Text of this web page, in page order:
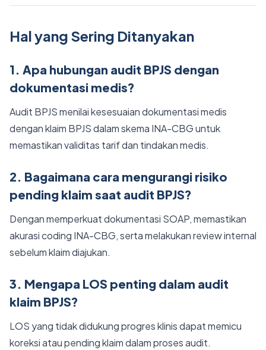
Hal yang Sering Ditanyakan
1. Apa hubungan audit BPJS dengan
dokumentasi medis?
Audit BPJS menilai kesesuaian dokumentasi medis
dengan klaim BPJS dalam skema INA-CBG untuk
memastikan validitas tarif dan tindakan medis.
2. Bagaimana cara mengurangi risiko
pending klaim saat audit BPJS?
Dengan memperkuat dokumentasi SOAP, memastikan
akurasi coding INA-CBG, serta melakukan review internal
sebelum klaim diajukan.
3. Mengapa LOS penting dalam audit
klaim BPJS?
LOS yang tidak didukung progres klinis dapat memicu
koreksi atau pending klaim dalam proses audit.